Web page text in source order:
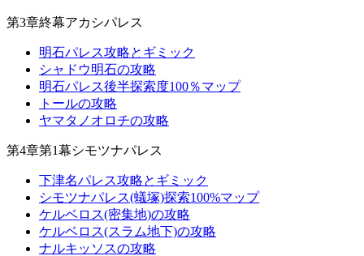
第3章終幕アカシパレス
明石パレス攻略とギミック
シャドウ明石の攻略
明石パレス後半探索度100％マップ
トールの攻略
ヤマタノオロチの攻略
第4章第1幕シモツナパレス
下津名パレス攻略とギミック
シモツナパレス(蟻塚)探索100%マップ
ケルベロス(密集地)の攻略
ケルベロス(スラム地下)の攻略
ナルキッソスの攻略